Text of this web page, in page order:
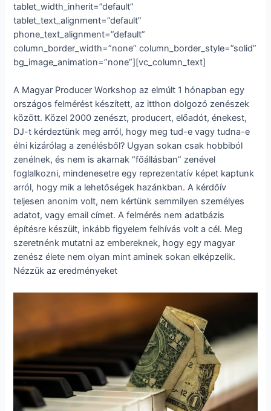
tablet_width_inherit=”default”
tablet_text_alignment=”default”
phone_text_alignment=”default”
column_border_width=”none” column_border_style=”solid”
bg_image_animation=”none”][vc_column_text]
A Magyar Producer Workshop az elmúlt 1 hónapban egy
országos felmérést készített, az itthon dolgozó zenészek
között. Közel 2000 zenészt, producert, előadót, énekest,
DJ-t kérdeztünk meg arról, hogy meg tud-e vagy tudna-e
élni kizárólag a zenélésből? Ugyan sokan csak hobbiból
zenélnek, és nem is akarnak “főállásban” zenével
foglalkozni, mindenesetre egy reprezentatív képet kaptunk
arról, hogy mik a lehetőségek hazánkban. A kérdőív
teljesen anonim volt, nem kértünk semmilyen személyes
adatot, vagy email címet. A felmérés nem adatbázis
építésre készült, inkább figyelem felhívás volt a cél. Meg
szeretnénk mutatni az embereknek, hogy egy magyar
zenész élete nem olyan mint aminek sokan elképzelik.
Nézzük az eredményeket